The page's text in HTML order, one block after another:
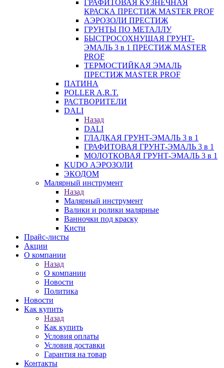
ГРАФИТОВАЯ КУЗНЕЧНАЯ
КРАСКА ПРЕСТИЖ MASTER PROF
АЭРОЗОЛИ ПРЕСТИЖ
ГРУНТЫ ПО МЕТАЛЛУ
БЫСТРОСОХНУЩАЯ ГРУНТ-
ЭМАЛЬ 3 в 1 ПРЕСТИЖ MASTER
PROF
ТЕРМОСТИЙКАЯ ЭМАЛЬ
ПРЕСТИЖ MASTER PROF
ПАТИНА
POLLER A.R.T.
РАСТВОРИТЕЛИ
DALI
Назад
DALI
ГЛАДКАЯ ГРУНТ-ЭМАЛЬ 3 в 1
ГРАФИТОВАЯ ГРУНТ-ЭМАЛЬ 3 в 1
МОЛОТКОВАЯ ГРУНТ-ЭМАЛЬ 3 в 1
KUDO АЭРОЗОЛИ
ЭКОДОМ
Малярный инструмент
Назад
Малярный инструмент
Валики и ролики малярные
Ванночки под краску
Кисти
Прайс-листы
Акции
О компании
Назад
О компании
Новости
Политика
Новости
Как купить
Назад
Как купить
Условия оплаты
Условия доставки
Гарантия на товар
Контакты